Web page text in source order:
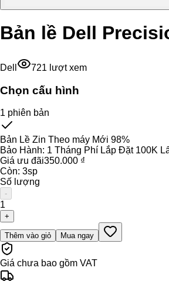
Bản lề Dell
Dell 721 lượt xem
Chọn cấu hình
1 phiên bản
Bản Lề Zin Theo máy Mới 98%
Bảo Hành: 1 Tháng Phí Lắp Đặt 100K
Giá ưu đãi350.000 ₫
Còn: 3sp
Số lượng
-
1
+
Thêm vào giỏ Mua ngay
Giá chưa bao gồm VAT